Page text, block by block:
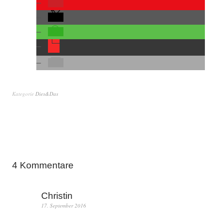
Kategorie Dies&Das
4 Kommentare
Christin
17. September 2016